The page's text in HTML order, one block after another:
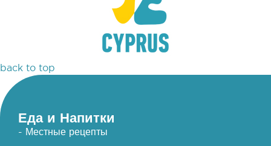
back to top
Еда и Напитки
- Местные рецепты